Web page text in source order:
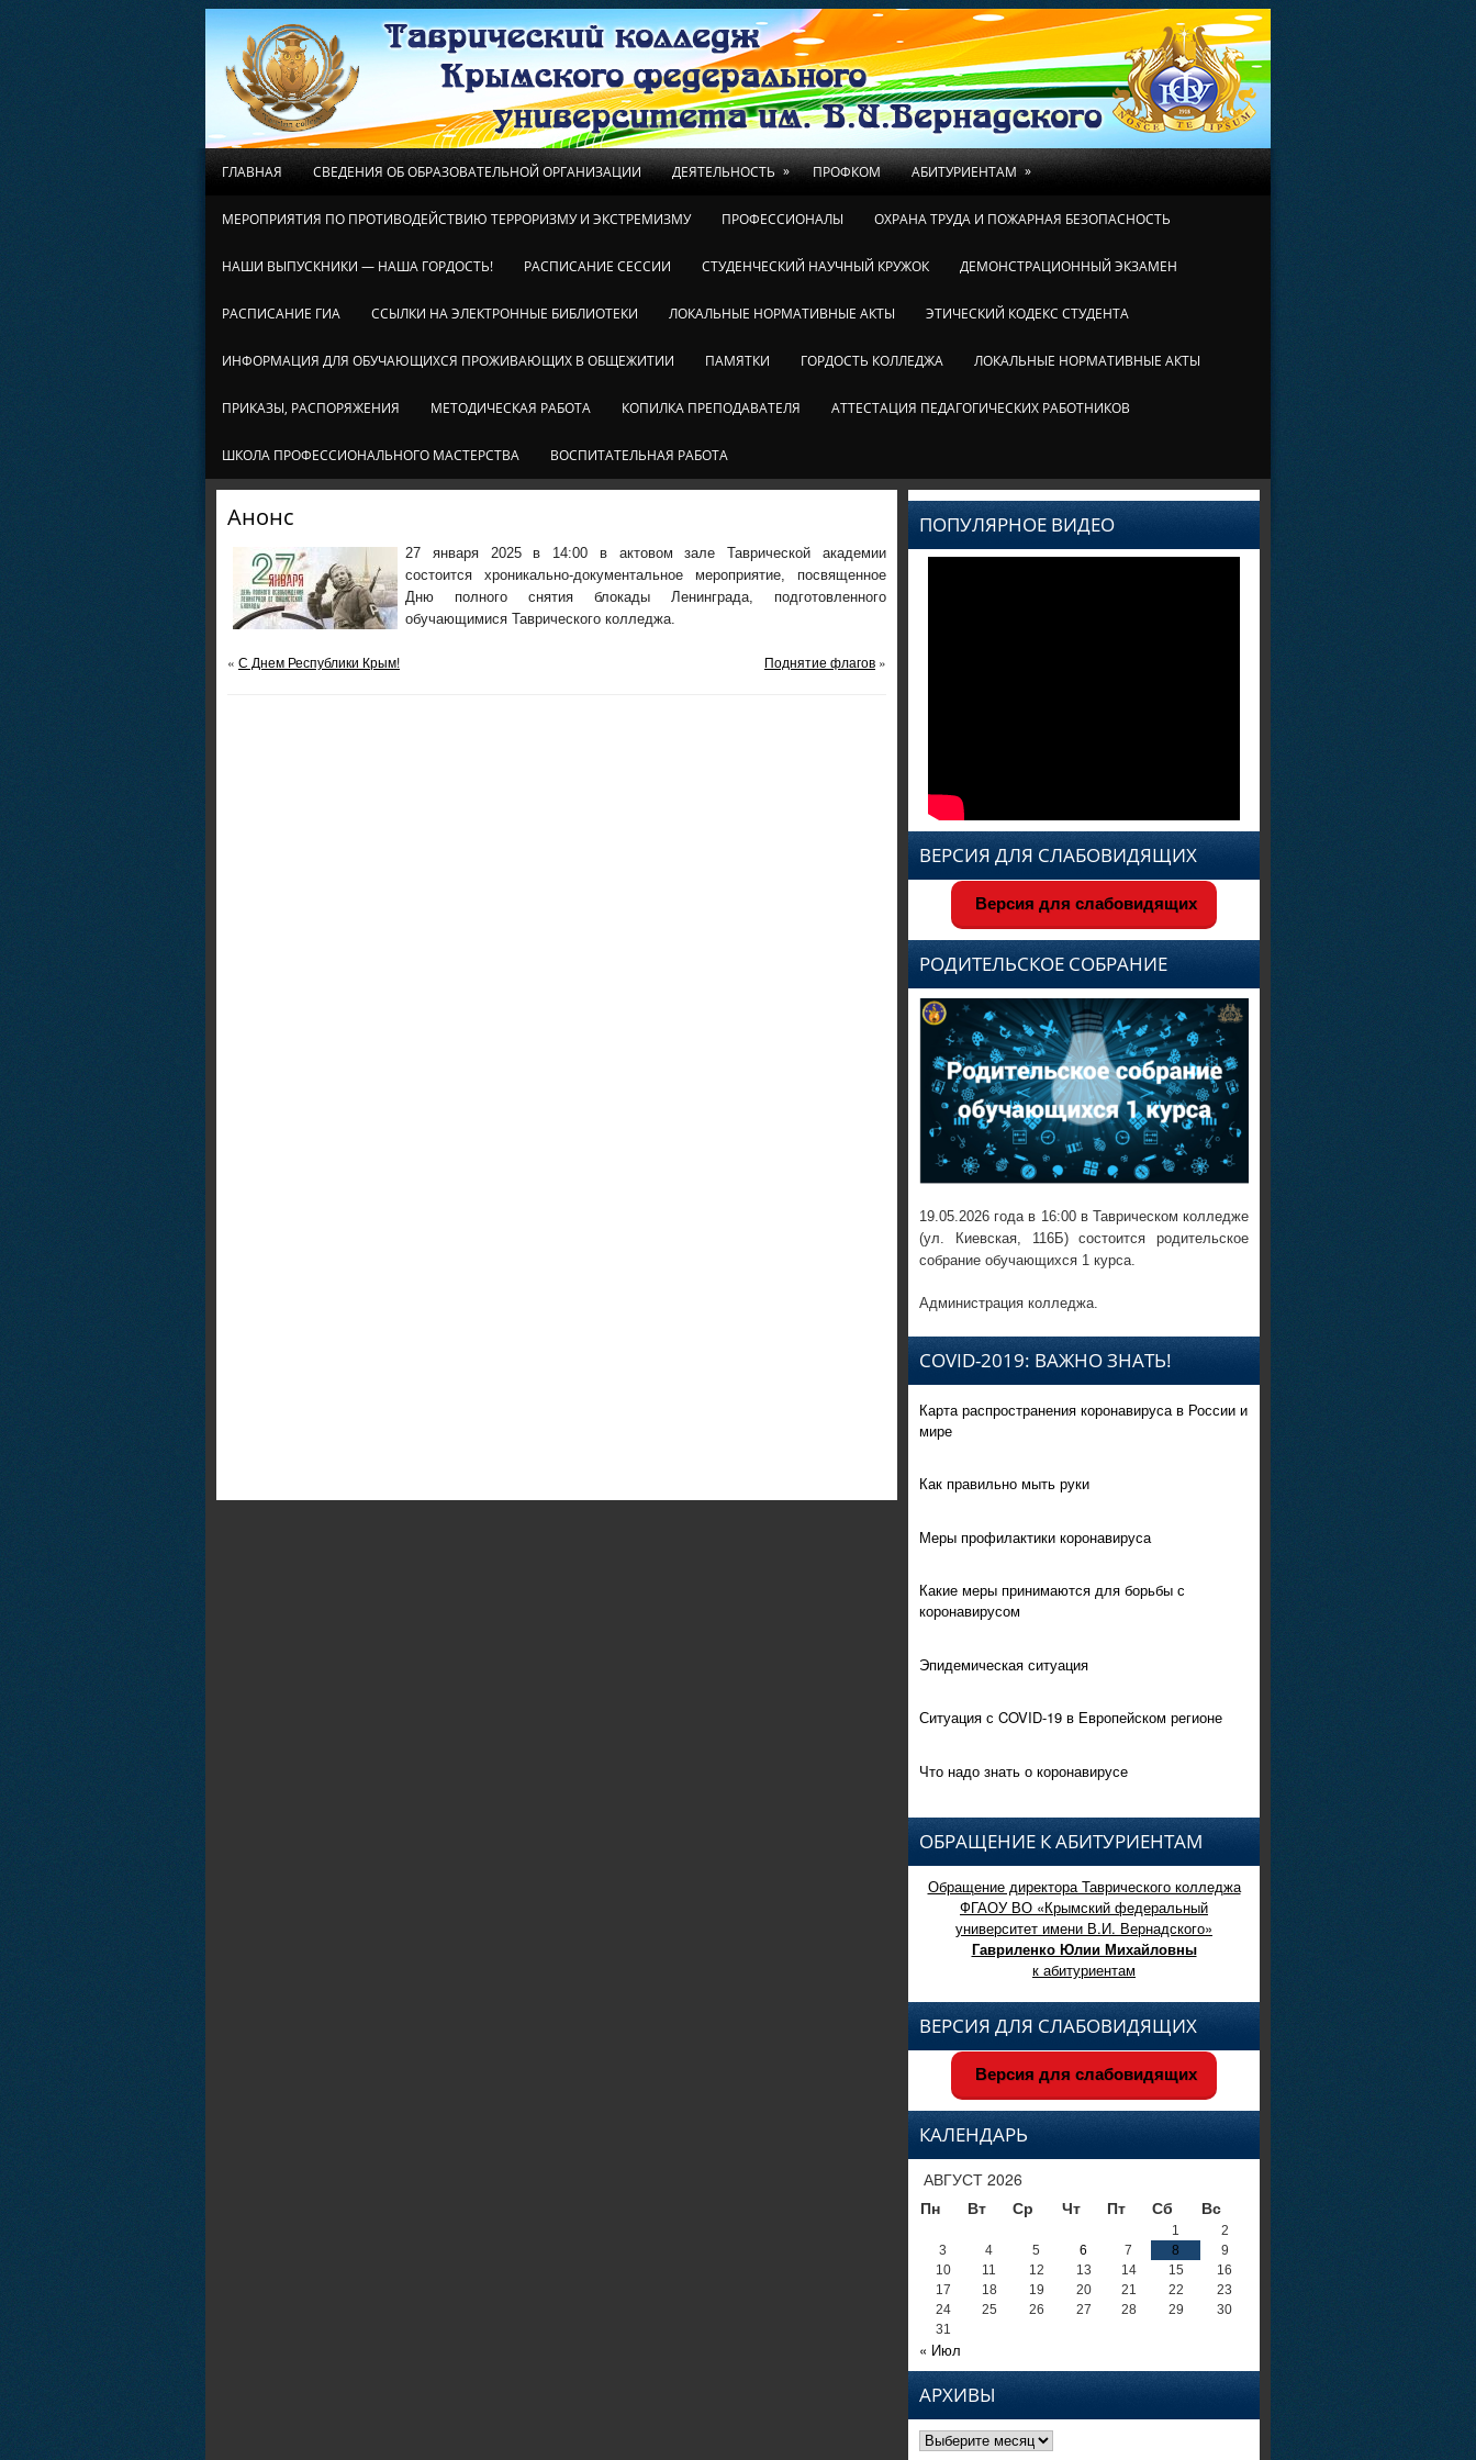
ГЛАВНАЯ СВЕДЕНИЯ ОБ ОБРАЗОВАТЕЛЬНОЙ ОРГАНИЗАЦИИ ДЕЯТЕЛЬНОСТЬ » ПРОФКОМ АБИТУРИЕНТАМ »
МЕРОПРИЯТИЯ ПО ПРОТИВОДЕЙСТВИЮ ТЕРРОРИЗМУ И ЭКСТРЕМИЗМУ ПРОФЕССИОНАЛЫ ОХРАНА ТРУДА И ПОЖАРНАЯ БЕЗОПАСНОСТЬ
НАШИ ВЫПУСКНИКИ — НАША ГОРДОСТЬ! РАСПИСАНИЕ СЕССИИ СТУДЕНЧЕСКИЙ НАУЧНЫЙ КРУЖОК ДЕМОНСТРАЦИОННЫЙ ЭКЗАМЕН
РАСПИСАНИЕ ГИА ССЫЛКИ НА ЭЛЕКТРОННЫЕ БИБЛИОТЕКИ ЛОКАЛЬНЫЕ НОРМАТИВНЫЕ АКТЫ ЭТИЧЕСКИЙ КОДЕКС СТУДЕНТА
ИНФОРМАЦИЯ ДЛЯ ОБУЧАЮЩИХСЯ ПРОЖИВАЮЩИХ В ОБЩЕЖИТИИ ПАМЯТКИ ГОРДОСТЬ КОЛЛЕДЖА ЛОКАЛЬНЫЕ НОРМАТИВНЫЕ АКТЫ
ПРИКАЗЫ, РАСПОРЯЖЕНИЯ МЕТОДИЧЕСКАЯ РАБОТА КОПИЛКА ПРЕПОДАВАТЕЛЯ АТТЕСТАЦИЯ ПЕДАГОГИЧЕСКИХ РАБОТНИКОВ
ШКОЛА ПРОФЕССИОНАЛЬНОГО МАСТЕРСТВА ВОСПИТАТЕЛЬНАЯ РАБОТА
Анонс
27 января 2025 в 14:00 в актовом зале Таврической академии
состоится хроникально-документальное мероприятие, посвященное
Дню полного снятия блокады Ленинграда, подготовленного
обучающимися Таврического колледжа.
« С Днем Республики Крым! Поднятие флагов »
ПОПУЛЯРНОЕ ВИДЕО
ВЕРСИЯ ДЛЯ СЛАБОВИДЯЩИХ
Версия для слабовидящих
РОДИТЕЛЬСКОЕ СОБРАНИЕ
19.05.2026 года в 16:00 в Таврическом колледже
(ул. Киевская, 116Б) состоится родительское
собрание обучающихся 1 курса.
Администрация колледжа.
COVID-2019: ВАЖНО ЗНАТЬ!
Карта распространения коронавируса в России и
мире
Как правильно мыть руки
Меры профилактики коронавируса
Какие меры принимаются для борьбы с
коронавирусом
Эпидемическая ситуация
Ситуация с COVID-19 в Европейском регионе
Что надо знать о коронавирусе
ОБРАЩЕНИЕ К АБИТУРИЕНТАМ
Обращение директора Таврического колледжа
ФГАОУ ВО «Крымский федеральный
университет имени В.И. Вернадского»
Гавриленко Юлии Михайловны
к абитуриентам
ВЕРСИЯ ДЛЯ СЛАБОВИДЯЩИХ
Версия для слабовидящих
КАЛЕНДАРЬ
АВГУСТ 2026
Пн
Вт Ср Чт Пт Сб Вс
1
2
3
4 5 6 7 8
9
10
11 12 13 14 15
16
17
18 19 20 21 22
23
24
25 26 27 28 29
30
31
« Июл
АРХИВЫ
Архивы